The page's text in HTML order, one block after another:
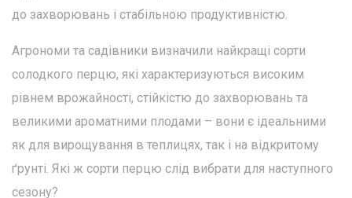
до захворювань і стабільною продуктивністю.
Агрономи та садівники визначили найкращі сорти
солодкого перцю, які характеризуються високим
рівнем врожайності, стійкістю до захворювань та
великими ароматними плодами – вони є ідеальними
як для вирощування в теплицях, так і на відкритому
ґрунті. Які ж сорти перцю слід вибрати для наступного
сезону?